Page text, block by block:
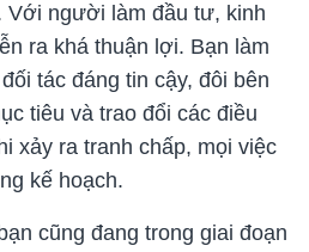
Với người làm đầu tư, kinh
ra khá thuận lợi. Bạn làm
tác đáng tin cậy, đôi bên
tiêu và trao đổi các điều
xảy ra tranh chấp, mọi việc
kế hoạch.
cũng đang trong giai đoạn